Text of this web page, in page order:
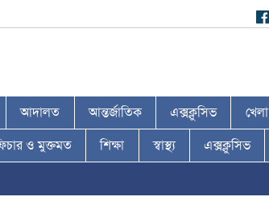
আদালত আন্তর্জাতিক এক্সক্লুসিভ খেলা
ও মুক্তমত শিক্ষা স্বাস্থ্য এক্সক্লুসিভ